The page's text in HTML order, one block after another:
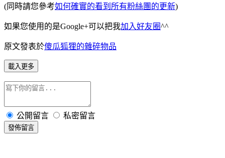
(同時請您參考如何確實的看到所有粉絲團的更新)
如果您使用的是Google+可以把我加入好友圈^^
原文發表於傻瓜狐狸的雜碎物品
載入更多
公開留言 私密留言
發佈留言